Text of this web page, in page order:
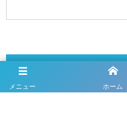
メニュー ホーム